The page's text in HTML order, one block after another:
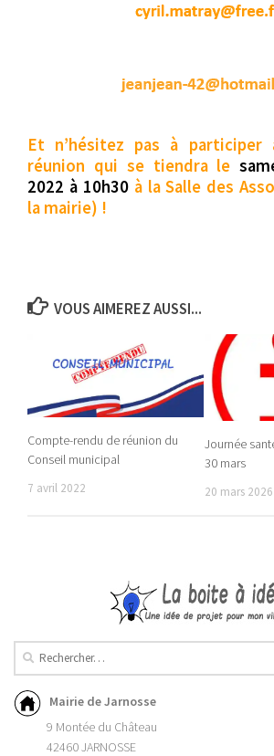
Et n’hésitez pas à participer
réunion qui se tiendra le
2022 à 10h30à la Salle des
la mairie) !
VOUS AIMEREZ AUSSI...
Compte-rendu de réunion du
Conseil municipal
7 avril 2022
Journée
30 mars
20 mars 2026
Mairie de Jarnosse
9 Montée du Château
42460 JARNOSSE